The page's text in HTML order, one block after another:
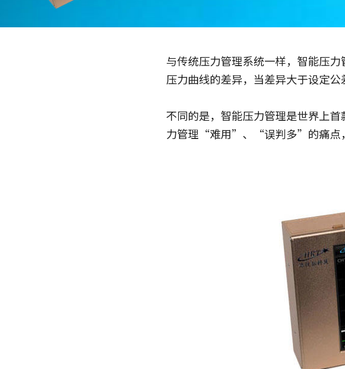
与传统压力管理系统一样，智能压
压力曲线的差异，当差异大于设定公
不同的是，智能压力管理是世界上
力管理“难用”、“误判多”的痛点，